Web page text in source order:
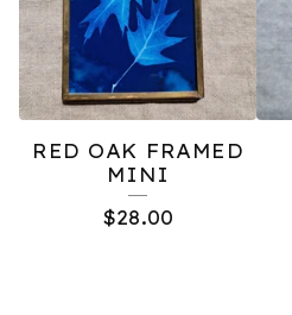
RED OAK FRAMED
MINI
$28.00